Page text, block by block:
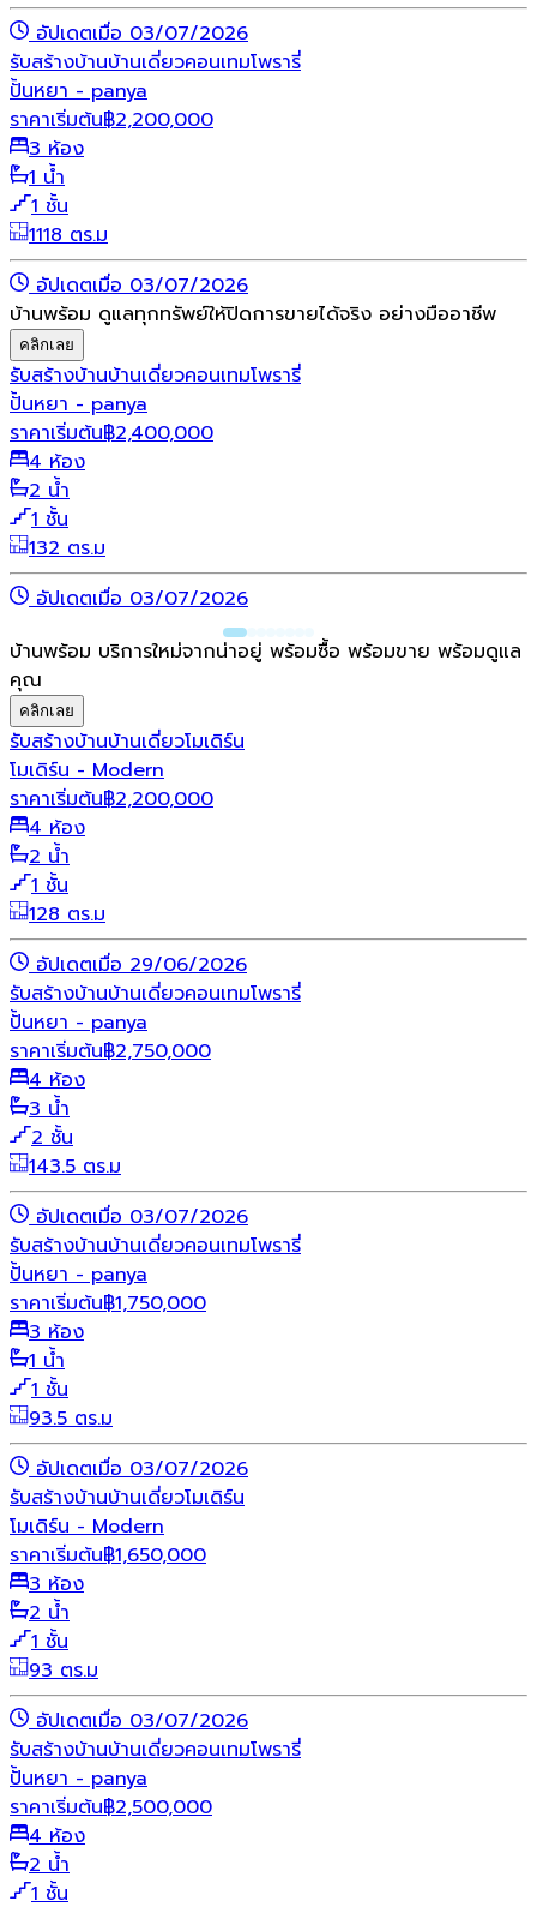
อัปเดตเมื่อ 03/07/2026
รับสร้างบ้านบ้านเดี่ยวคอนเทมโพรารี่
ปั้นหยา - panya
ราคาเริ่มต้น฿2,200,000
3 ห้อง
1 น้ำ
1 ชั้น
1118 ตร.ม
อัปเดตเมื่อ 03/07/2026
บ้านพร้อม ดูแลทุกทรัพย์ให้ปิดการขายได้จริง อย่างมืออาชีพ
คลิกเลย
รับสร้างบ้านบ้านเดี่ยวคอนเทมโพรารี่
ปั้นหยา - panya
ราคาเริ่มต้น฿2,400,000
4 ห้อง
2 น้ำ
1 ชั้น
132 ตร.ม
อัปเดตเมื่อ 03/07/2026
บ้านพร้อม บริการใหม่จากน่าอยู่ พร้อมซื้อ พร้อมขาย พร้อมดูแล
คุณ
คลิกเลย
รับสร้างบ้านบ้านเดี่ยวโมเดิร์น
โมเดิร์น - Modern
ราคาเริ่มต้น฿2,200,000
4 ห้อง
2 น้ำ
1 ชั้น
128 ตร.ม
อัปเดตเมื่อ 29/06/2026
รับสร้างบ้านบ้านเดี่ยวคอนเทมโพรารี่
ปั้นหยา - panya
ราคาเริ่มต้น฿2,750,000
4 ห้อง
3 น้ำ
2 ชั้น
143.5 ตร.ม
อัปเดตเมื่อ 03/07/2026
รับสร้างบ้านบ้านเดี่ยวคอนเทมโพรารี่
ปั้นหยา - panya
ราคาเริ่มต้น฿1,750,000
3 ห้อง
1 น้ำ
1 ชั้น
93.5 ตร.ม
อัปเดตเมื่อ 03/07/2026
รับสร้างบ้านบ้านเดี่ยวโมเดิร์น
โมเดิร์น - Modern
ราคาเริ่มต้น฿1,650,000
3 ห้อง
2 น้ำ
1 ชั้น
93 ตร.ม
อัปเดตเมื่อ 03/07/2026
รับสร้างบ้านบ้านเดี่ยวคอนเทมโพรารี่
ปั้นหยา - panya
ราคาเริ่มต้น฿2,500,000
4 ห้อง
2 น้ำ
1 ชั้น